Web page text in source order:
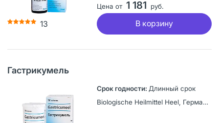
13
Цена от 1 181 руб.
В корзину
Гастрикумель
Длинный срок
Biologische Heilmittel Heel, Германия